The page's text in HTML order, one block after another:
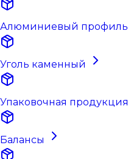
Алюминиевый профиль
Уголь каменный
Упаковочная продукция
Балансы